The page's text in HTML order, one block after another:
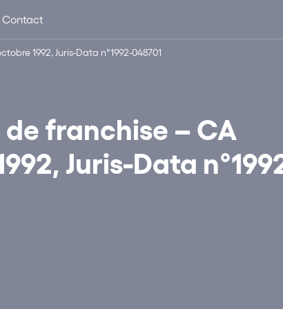
Contact
1992, Juris-Data n°1992-048701
franchise – CA
Juris-Data